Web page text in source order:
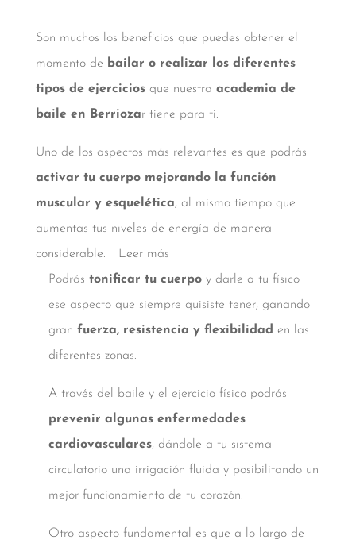
Son muchos los beneficios que puedes obtener el
momento de bailar o realizar los diferentes
tipos de ejerciciosque nuestra academia de
baile en Berriozar tiene para ti.
Uno de los aspectos más relevantes es que podrás
activar tu cuerpo mejorando la función
muscular y esquelética, al mismo tiempo que
aumentas tus niveles de energía de manera
considerable.
Leer más
Podrás tonificar tu cuerpoy darle a tu físico
ese aspecto que siempre quisiste tener, ganando
gran fuerza, resistencia y flexibilidad en las
diferentes zonas.
A través del baile y el ejercicio físico podrás
prevenir algunas enfermedades
cardiovasculares, dándole a tu sistema
circulatorio una irrigación fluida y posibilitando un
mejor funcionamiento de tu corazón.
Otro aspecto fundamental es que a lo largo de